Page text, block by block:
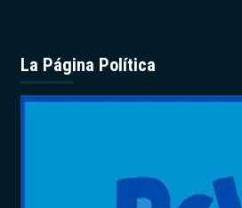
La Página Política